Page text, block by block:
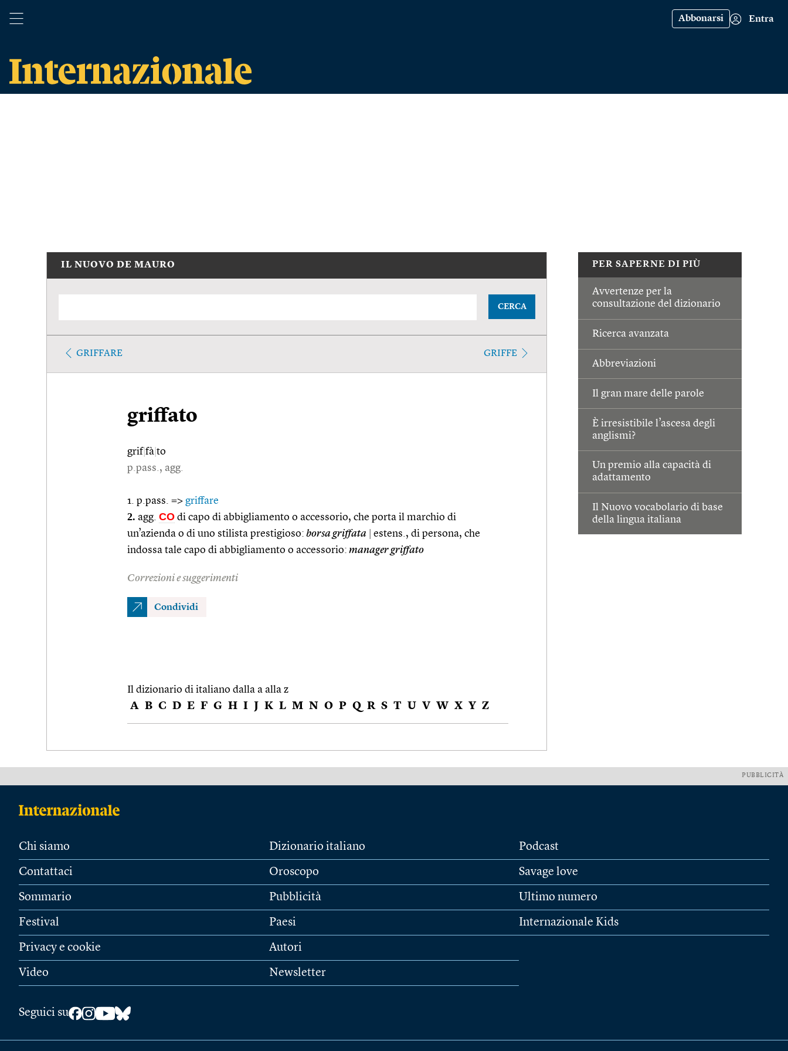
Abbonarsi Entra
PER SAPERNE DI PIÙ
Avvertenze per la
consultazione del dizionario
Ricerca avanzata
Abbreviazioni
Il gran mare delle parole
È irresistibile l’ascesa degli
anglismi?
Un premio alla capacità di
adattamento
Il Nuovo vocabolario di base
della lingua italiana
IL NUOVO DE MAURO
CERCA
GRIFFARE GRIFFE
griffato
grif|fà to
p.pass., agg.
1. p.pass. => griffare
2. agg. CO di capo di abbigliamento o accessorio, che porta il marchio di
un’azienda o di uno stilista prestigioso: borsa griffata
estens., di persona, che
indossa tale capo di abbigliamento o accessorio: manager griffato
Correzioni e suggerimenti
Condividi
Il dizionario di italiano dalla a alla z
A B C D E F G H I J K L M N O P Q R S T U V W X Y Z
PUBBLICITÀ
Chi siamo
Contattaci
Sommario
Festival
Privacy e cookie
Video
Dizionario italiano
Oroscopo
Pubblicità
Paesi
Autori
Newsletter
Podcast
Savage love
Ultimo numero
Internazionale Kids
Seguici su